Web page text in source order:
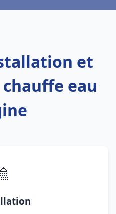
et
eau